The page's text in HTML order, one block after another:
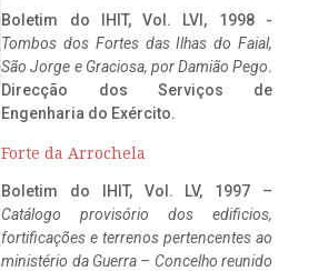
Boletim do IHIT, Vol. LVI, 1998 -
Tombos dos Fortes das Ilhas do Faial,
São Jorge e Graciosa, por Damião Pego.
Direcção dos Serviços de
Engenharia do Exército.
Forte da Arrochela
Boletim do IHIT, Vol. LV, 1997 –
Catálogo provisório dos edificios,
fortificações e terrenos pertencentes ao
ministério da Guerra – Concelho reunido